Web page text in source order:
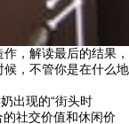
，解读最后的结果，
，不管你是在什么地
出现的“街头时
社交价值和休闲价